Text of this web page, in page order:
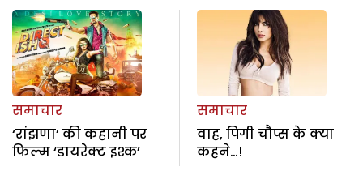
समाचार
‘रांझणा’ की कहानी पर
फिल्म ‘डायरेक्ट इश्क’
समाचार
वाह, पिगी चौप्स के क्या
कहने…!